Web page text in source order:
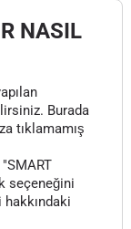
NASIL
Burada
tıklamamış
seçeneğini